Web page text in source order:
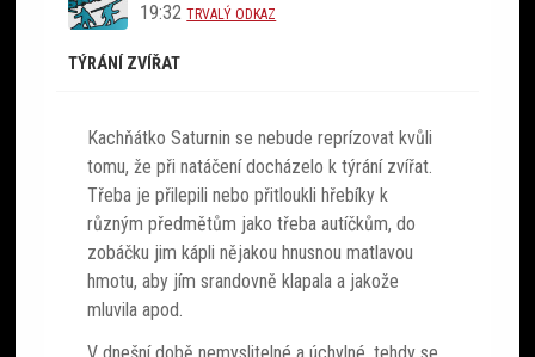
19:32 TRVALÝ ODKAZ
TÝRÁNÍ ZVÍŘAT
Kachňátko Saturnin se nebude reprízovat kvůli
tomu, že při natáčení docházelo k týrání zvířat.
Třeba je přilepili nebo přitloukli hřebíky k
různým předmětům jako třeba autíčkům, do
zobáčku jim kápli nějakou hnusnou matlavou
hmotu, aby jím srandovně klapala a jakože
mluvila apod.
V dnešní době nemyslitelné a úchylné, tehdy se